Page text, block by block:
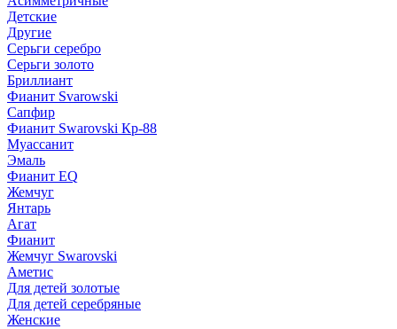
Детские
Другие
Серьги серебро
Серьги золото
Бриллиант
Фианит Svarowski
Сапфир
Фианит Swarovski Кр-88
Муассанит
Эмаль
Фианит EQ
Жемчуг
Янтарь
Агат
Фианит
Жемчуг Swarovski
Аметис
Для детей золотые
Для детей серебряные
Женские